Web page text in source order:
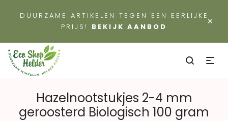
×
DUURZAME ARTIKELEN TEGEN EEN EERLIJKE
PRIJS! BEKIJK AANBOD
Hazelnootstukjes 2-4 mm
geroosterd Biologisch 100 gram